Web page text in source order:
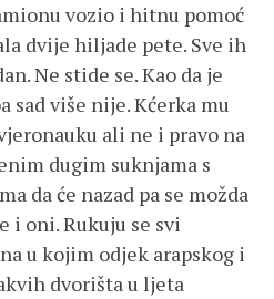
vozio i hitnu pomoć
dvije hiljade pete. Sve ih
Ne stide se. Kao da je
sad više nije. Kćerka mu
ali ne i pravo na
dugim suknjama s
da će nazad pa se možda
i oni. Rukuju se svi
u kojim odjek arapskog i
dvorišta u ljeta